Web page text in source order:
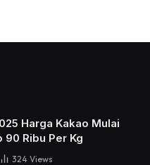
Harga Kakao Mulai
90 Ribu Per Kg
324 Views